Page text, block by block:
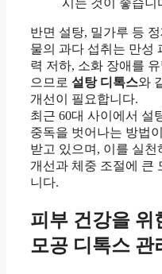
시는 것이 좋습니
반면 설탕, 밀가루 등
물의 과다 섭취는 만성
력 저하, 소화 장애를
으므로 설탕 디톡스와
개선이 필요합니다.
최근 60대 사이에서 설
중독을 벗어나는 방법
받고 있으며, 이를 실천
개선과 체중 조절에 큰
니다.
피부 건강을 위
모공 디톡스 관